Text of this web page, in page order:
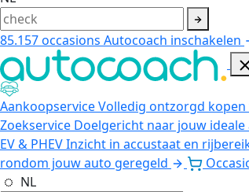
85.157occasions Autocoach inschakelen
AankoopserviceVolledig ontzorgd kopen
Zoekservice Doelgericht naar jouw ideale
EV & PHEVInzicht in accustaat en
rondom jouw auto geregeld
NL